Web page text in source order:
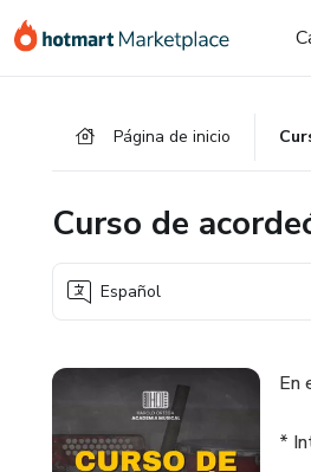
Página de inicio
Curso de
Español
En
*